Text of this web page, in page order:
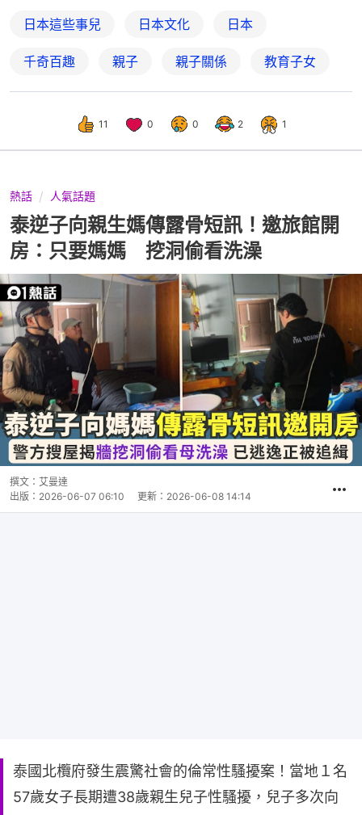
日本這些事兒 日本文化 日本
千奇百趣 親子 親子關係 教育子女
11 0 0 2 1
熱話 人氣話題
泰逆子向親生媽傳露骨短訊！邀旅館開
房：只要媽媽 挖洞偷看洗澡
撰文： 艾曼達
出版： 2026-06-07 06:10 更新： 2026-06-08 14:14
泰國北欖府發生震驚社會的倫常性騷擾案！當地１名
57歲女子長期遭38歲親生兒子性騷擾，兒子多次向